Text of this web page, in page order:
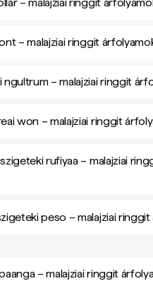
– malajziai ringgit
ngultrum – malajziai ringgit
won – malajziai ringgit
rufiyaa – malajziai
peso – malajziai
– malajziai ringgit